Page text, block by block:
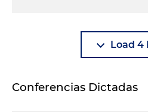
Load 4
Conferencias Dictadas